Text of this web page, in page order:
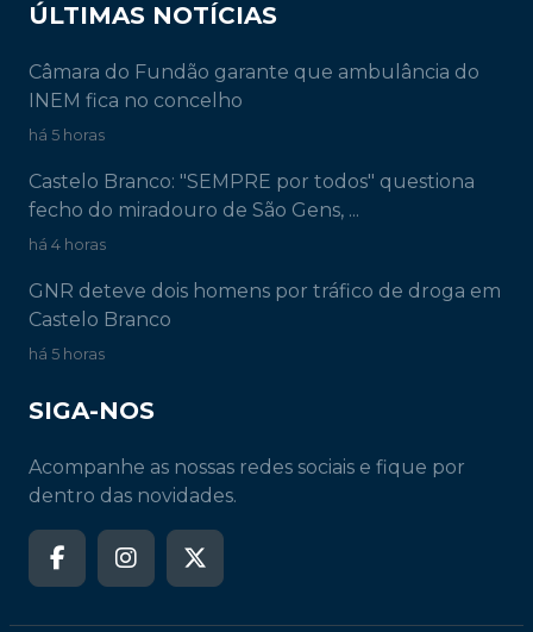
ÚLTIMAS NOTÍCIAS
Câmara do Fundão garante que ambulância do
INEM fica no concelho
há 5 horas
Castelo Branco: "SEMPRE por todos" questiona
fecho do miradouro de São Gens, ...
há 4 horas
GNR deteve dois homens por tráfico de droga em
Castelo Branco
há 5 horas
SIGA-NOS
Acompanhe as nossas redes sociais e fique por
dentro das novidades.